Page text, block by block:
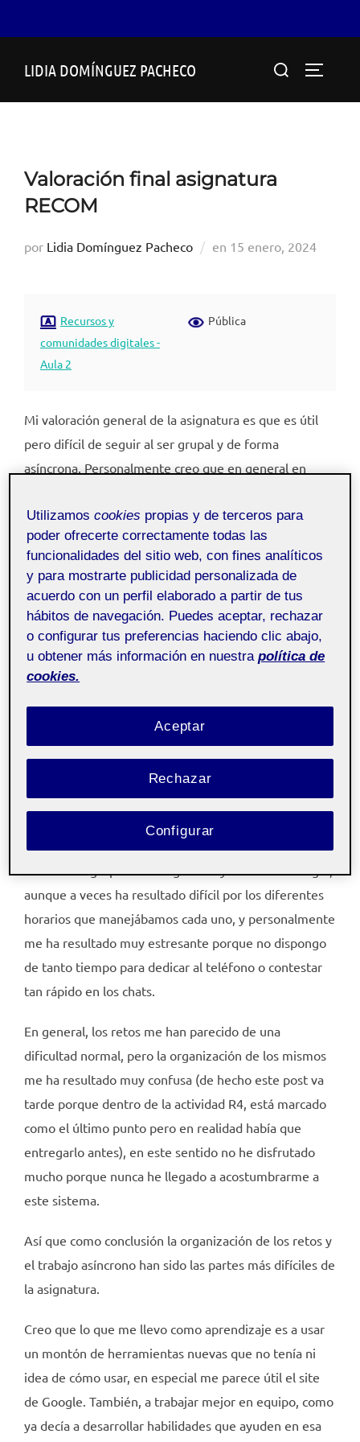
LIDIA DOMÍNGUEZ PACHECO Buscar:
Valoración final asignatura
RECOM
por Lidia Domínguez Pacheco en Publicado
15 enero, 2024
Recursos y
comunidades digitales -
Aula 2
Pública
Mi valoración general de la asignatura es que es útil
pero difícil de seguir al ser grupal y de forma
asíncrona. Personalmente creo que en general en
las dificultades que han ido surgiendo, entre ellas la
salida de un miembro del grupo del proyecto,
reorganizándonos y apoyándonos entre todos.
Ha sido muy útil a la hora de aprender a usar
herramientas básicas con las que no contaba con tanta
experiencia como algunas de las herramientas de
Google (sites, chats, drive…), Excel, u otras nuevas
que no conocía como wakelet. En este sentido el
apoyo de los compañeros ha sido fundamental y creo
que ahí reside la importancia del trabajo en equipo, en
mejorar habilidades como la coordinación, la
comunicación, la organización y la solución de
Para comunicarnos entre nosotros hemos hecho uso
del foro de grupo de la asignatura y el chat de Google,
aunque a veces ha resultado difícil por los diferentes
horarios que manejábamos cada uno, y personalmente
me ha resultado muy estresante porque no dispongo
de tanto tiempo para dedicar al teléfono o contestar
tan rápido en los chats.
En general, los retos me han parecido de una
dificultad normal, pero la organización de los mismos
me ha resultado muy confusa (de hecho este post va
tarde porque dentro de la actividad R4, está marcado
como el último punto pero en realidad había que
entregarlo antes), en este sentido no he disfrutado
mucho porque nunca he llegado a acostumbrarme a
este sistema.
Así que como conclusión la organización de los retos y
el trabajo asíncrono han sido las partes más difíciles de
la asignatura.
Creo que lo que me llevo como aprendizaje es a usar
un montón de herramientas nuevas que no tenía ni
idea de cómo usar, en especial me parece útil el site
de Google. También, a trabajar mejor en equipo, como
ya decía a desarrollar habilidades que ayuden en esa
Utilizamoscookies propias y de terceros para
poder ofrecerte correctamente todas las
funcionalidades del sitio web, con fines analíticos
y para mostrarte publicidad personalizada de
acuerdo con un perfil elaborado a partir de tus
hábitos de navegación. Puedes aceptar, rechazar
o configurar tus preferencias haciendo clic abajo,
u obtener más información en nuestra política de
cookies.
Rechazar
Aceptar
Configurar